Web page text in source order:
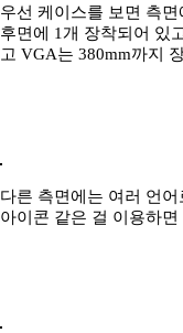
우선 케이스를 보면 측
후면에 1개 장착되어 있
고 VGA는 380mm까지
다른 측면에는 여러 언
아이콘 같은 걸 이용하